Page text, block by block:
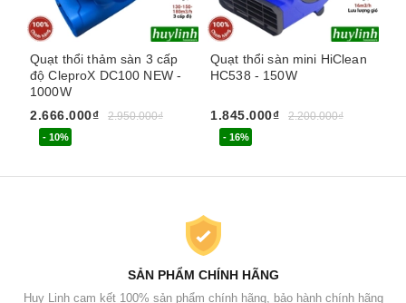
Quạt thổi thảm sàn 3 cấp
độ CleproX DC100 NEW -
1000W
2.666.000₫
2.950.000₫
- 10%
Quạt thổi sàn mini HiClean
HC538 - 150W
1.845.000₫ 2.200.000₫
- 16%
SẢN PHẨM CHÍNH HÃNG
Huy Linh cam kết 100% sản phẩm chính hãng, bảo hành chính hãng